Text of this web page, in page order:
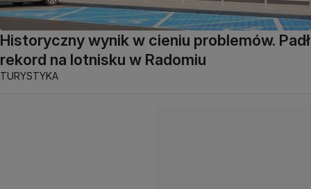
Historyczny wynik w cieniu problemów. Padł
rekord na lotnisku w Radomiu
TURYSTYKA